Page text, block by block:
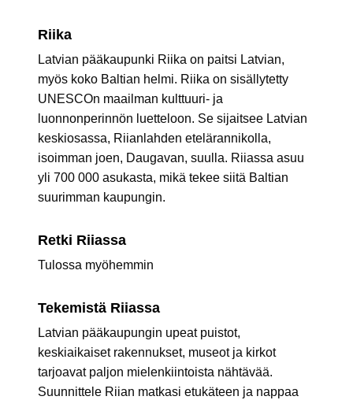
Riika
Latvian pääkaupunki Riika on paitsi Latvian,
myös koko Baltian helmi. Riika on sisällytetty
UNESCOn maailman kulttuuri- ja
luonnonperinnön luetteloon. Se sijaitsee Latvian
keskiosassa, Riianlahden etelärannikolla,
isoimman joen, Daugavan, suulla. Riiassa asuu
yli 700 000 asukasta, mikä tekee siitä Baltian
suurimman kaupungin.
Retki Riiassa
Tulossa myöhemmin
Tekemistä Riiassa
Latvian pääkaupungin upeat puistot,
keskiaikaiset rakennukset, museot ja kirkot
tarjoavat paljon mielenkiintoista nähtävää.
Suunnittele Riian matkasi etukäteen ja nappaa